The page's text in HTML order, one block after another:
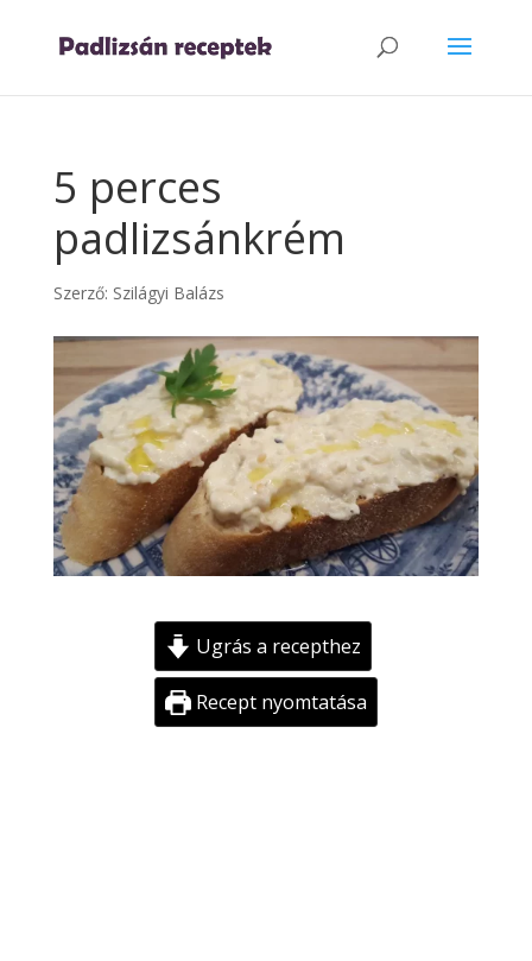
5 perces
padlizsánkrém
Szerző: Szilágyi Balázs
Ugrás a recepthez
Recept nyomtatása